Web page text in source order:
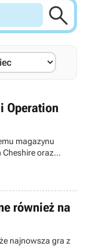

Operation
magazynu
Cheshire oraz
–
również na
najnowsza gra z